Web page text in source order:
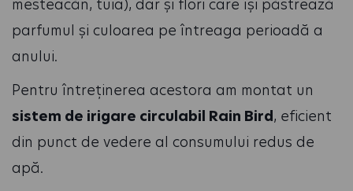
mesteacăn, tuia), dar și flori care își păstrează
parfumul și culoarea pe întreaga perioadă a
anului.
Pentru întreținerea acestora am montat un
sistem de irigare circulabil Rain Bird, eficient
din punct de vedere al consumului redus de
apă.